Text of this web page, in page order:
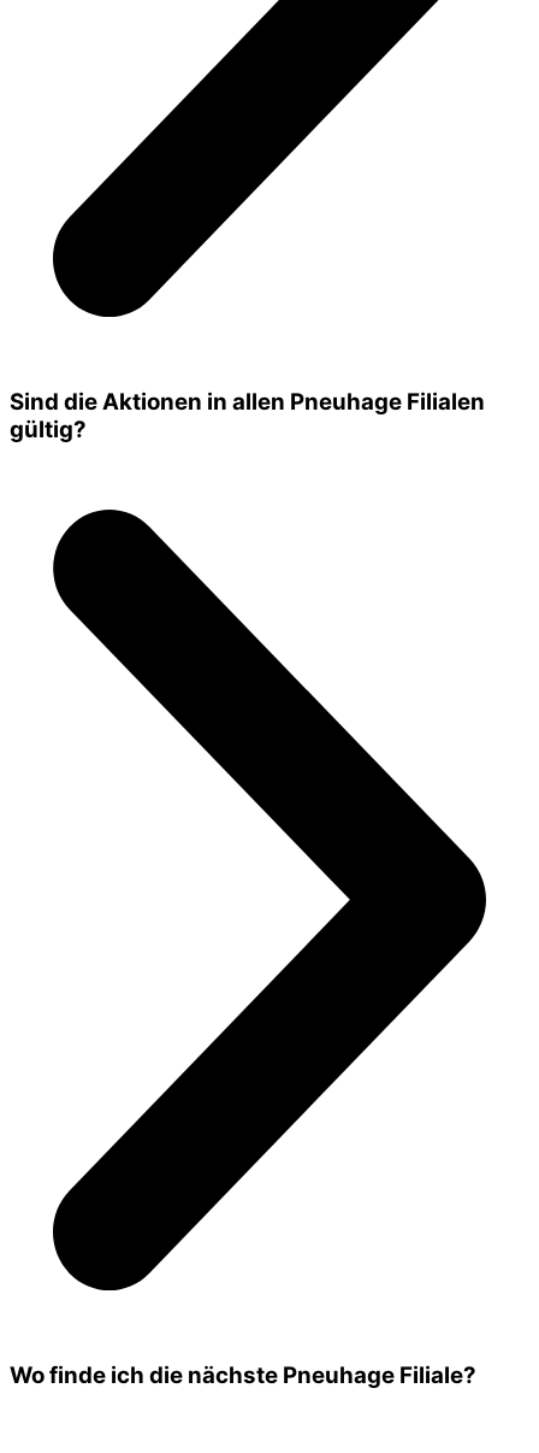
Sind die Aktionen in allen Pneuhage Filialen
gültig?
Wo finde ich die nächste Pneuhage Filiale?